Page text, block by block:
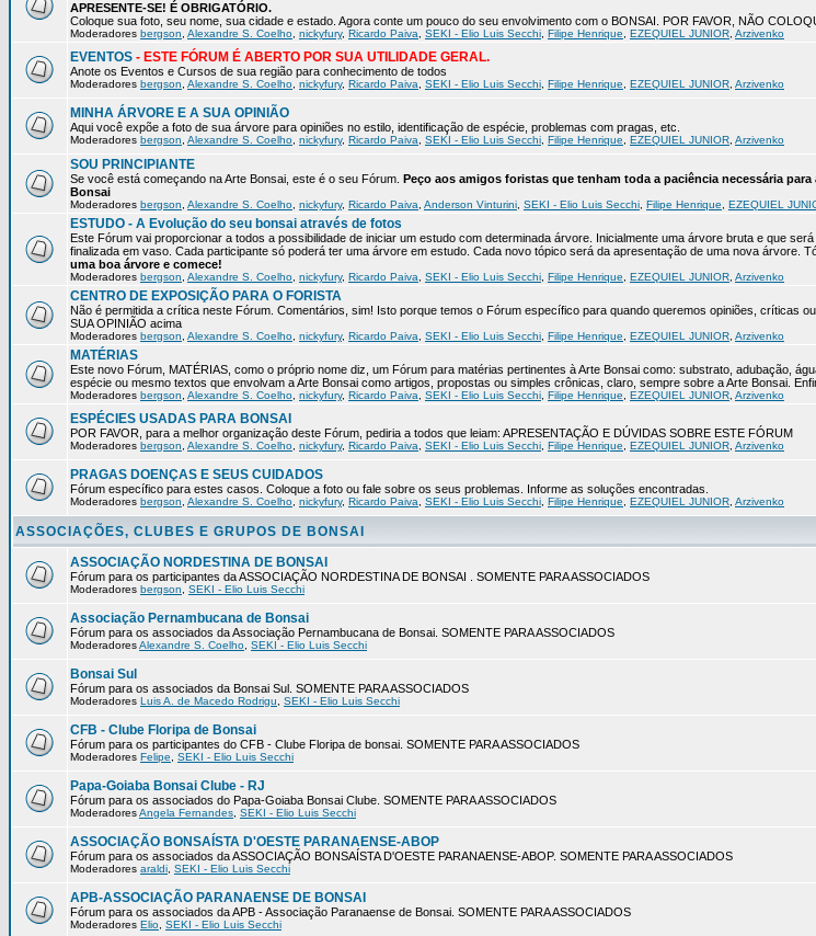
APRESENTE-SE! É OBRIGATÓRIO.
Coloque sua foto, seu nome, sua cidade e estado. Agora conte um pouco do seu envolvimento com o BONSAI. POR FAVOR, NÃO
Moderadores bergson Alexandre S. Coelho nickyfury, Ricardo Paiva SEKI - Elio Luis Secchi Filipe Henrique EZEQUIEL JUNIOR Arzivenko
EVENTOS - ESTE FÓRUM É ABERTO POR SUA UTILIDADE GERAL.
Anote os Eventos e Cursos de sua região para conhecimento de todos
Moderadores bergson Alexandre S. Coelho nickyfury, Ricardo Paiva SEKI - Elio Luis Secchi Filipe Henrique EZEQUIEL JUNIOR Arzivenko
MINHA ÁRVORE E A SUA OPINIÃO
Aqui você expõe a foto de sua árvore para opiniões no estilo, identificação de espécie, problemas com pragas, etc.
Moderadores bergson Alexandre S. Coelho nickyfury, Ricardo Paiva SEKI - Elio Luis Secchi Filipe Henrique EZEQUIEL JUNIOR Arzivenko
SOU PRINCIPIANTE
Se você está começando na Arte Bonsai, este é o seu Fórum. Peço aos amigos foristas que tenham toda a paciência necessária
Bonsai
Moderadores bergson Alexandre S. Coelho nickyfury, Ricardo Paiva Anderson Vinturini SEKI - Elio Luis Secchi Filipe Henrique EZEQUIEL
ESTUDO - A Evolução do seu bonsai através de fotos
Este Fórum vai proporcionar a todos a possibilidade de iniciar um estudo com determinada árvore. Inicialmente uma árvore bruta e que
finalizada em vaso. Cada participante só poderá ter uma árvore em estudo. Cada novo tópico será da apresentação de uma nova árvore.
uma boa árvore e comece!
Moderadores bergson Alexandre S. Coelho nickyfury, Ricardo Paiva SEKI - Elio Luis Secchi Filipe Henrique EZEQUIEL JUNIOR Arzivenko
CENTRO DE EXPOSIÇÃO PARA O FORISTA
Não é permitida a crítica neste Fórum. Comentários, sim! Isto porque temos o Fórum específico para quando queremos opiniões, críticas
SUA OPINIÃO acima
Moderadores bergson Alexandre S. Coelho nickyfury, Ricardo Paiva SEKI - Elio Luis Secchi Filipe Henrique EZEQUIEL JUNIOR Arzivenko
MATÉRIAS
Este novo Fórum, MATÉRIAS, como o próprio nome diz, um Fórum para matérias pertinentes à Arte Bonsai como: substrato, adubação,
espécie ou mesmo textos que envolvam a Arte Bonsai como artigos, propostas ou simples crônicas, claro, sempre sobre a Arte Bonsai.
Moderadores bergson Alexandre S. Coelho nickyfury, Ricardo Paiva SEKI - Elio Luis Secchi Filipe Henrique EZEQUIEL JUNIOR Arzivenko
ESPÉCIES USADAS PARA BONSAI
POR FAVOR, para a melhor organização deste Fórum, pediria a todos que leiam: APRESENTAÇÃO E DÚVIDAS SOBRE ESTE FÓRUM
Moderadores bergson Alexandre S. Coelho nickyfury, Ricardo Paiva SEKI - Elio Luis Secchi Filipe Henrique EZEQUIEL JUNIOR Arzivenko
PRAGAS DOENÇAS E SEUS CUIDADOS
Fórum específico para estes casos. Coloque a foto ou fale sobre os seus problemas. Informe as soluções encontradas.
Moderadores bergson Alexandre S. Coelho nickyfury, Ricardo Paiva SEKI - Elio Luis Secchi Filipe Henrique EZEQUIEL JUNIOR Arzivenko
ASSOCIAÇÕES, CLUBES E GRUPOS DE BONSAI
ASSOCIAÇÃO NORDESTINA DE BONSAI
Fórum para os participantes da ASSOCIAÇÃO NORDESTINA DE BONSAI . SOMENTE PARA ASSOCIADOS
Moderadores bergson SEKI - Elio Luis Secchi
Associação Pernambucana de Bonsai
Fórum para os associados da Associação Pernambucana de Bonsai. SOMENTE PARA ASSOCIADOS
ModeradoresAlexandre S. Coelho SEKI - Elio Luis Secchi
Bonsai Sul
Fórum para os associados da Bonsai Sul. SOMENTE PARA ASSOCIADOS
Moderadores Luis A. de Macedo Rodrigu SEKI - Elio Luis Secchi
CFB - Clube Floripa de Bonsai
Fórum para os participantes do CFB - Clube Floripa de bonsai. SOMENTE PARA ASSOCIADOS
Moderadores Felipe SEKI - Elio Luis Secchi
Papa-Goiaba Bonsai Clube - RJ
Fórum para os associados do Papa-Goiaba Bonsai Clube. SOMENTE PARA ASSOCIADOS
ModeradoresAngela Fernandes SEKI - Elio Luis Secchi
ASSOCIAÇÃO BONSAÍSTA D'OESTE PARANAENSE-ABOP
Fórum para os associados da ASSOCIAÇÃO BONSAÍSTA D'OESTE PARANAENSE-ABOP. SOMENTE PARA ASSOCIADOS
Moderadores araldi SEKI - Elio Luis Secchi
APB-ASSOCIAÇÃO PARANAENSE DE BONSAI
Fórum para os associados da APB - Associação Paranaense de Bonsai. SOMENTE PARA ASSOCIADOS
Moderadores Elio SEKI - Elio Luis Secchi